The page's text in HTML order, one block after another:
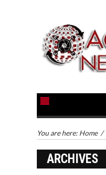
You are here: Home /
ARCHIVES